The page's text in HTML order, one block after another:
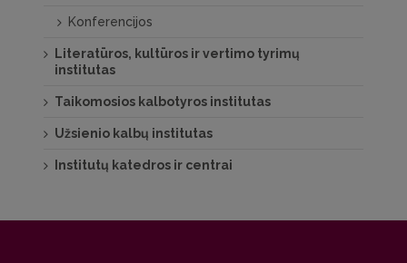
Konferencijos
Literatūros, kultūros ir vertimo tyrimų
institutas
Taikomosios kalbotyros institutas
Užsienio kalbų institutas
Institutų katedros ir centrai